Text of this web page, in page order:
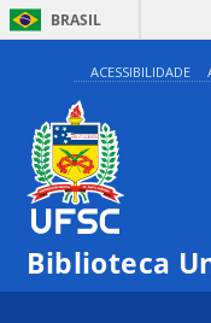
BRASIL
ACESSIBILIDADE
Biblioteca